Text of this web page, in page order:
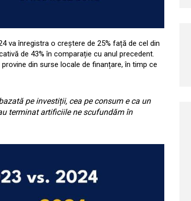
va înregistra o creștere de 25% față de cel din
de 43% în comparație cu anul precedent.
din surse locale de finanțare, în timp ce
pe investiții, cea pe consum e ca un
terminat artificiile ne scufundăm în